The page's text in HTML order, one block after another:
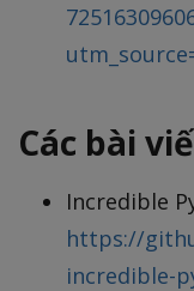
Các bài
Incredible
https://
incredible-